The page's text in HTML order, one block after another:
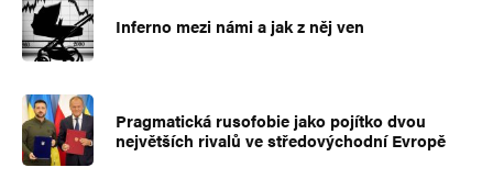
Inferno mezi námi a jak z něj ven
Pragmatická rusofobie jako pojítko dvou
největších rivalů ve středovýchodní Evropě